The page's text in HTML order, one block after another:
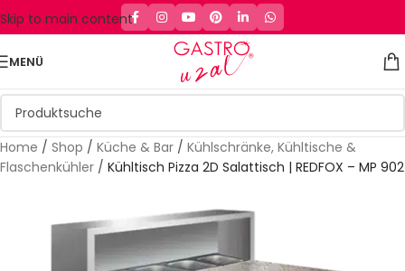
Skip to main content
MENÜ
Home / Shop / Küche & Bar / Kühlschränke, Kühltische &
Flaschenkühler / Kühltisch Pizza 2D Salattisch | REDFOX – MP 902